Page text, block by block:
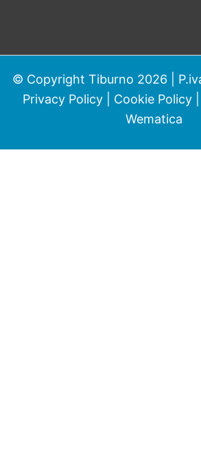
© Copyright Tiburno 2026 |
Privacy Policy| Cookie Policy|
Wematica